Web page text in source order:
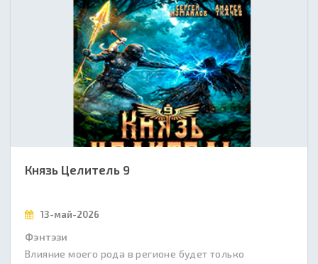
Князь Целитель 9
13-май-2026
Фэнтэзи
Влияние моего рода в регионе будет только